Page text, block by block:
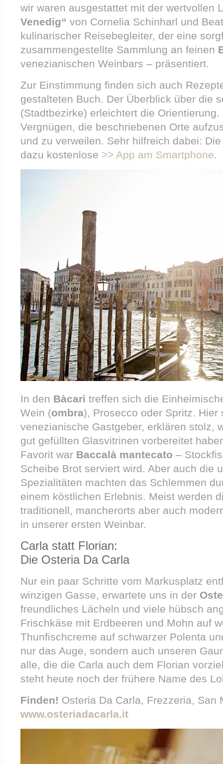
wir waren ausgestattet mit der wertvollen
Venedig“ von Cornelia Schinharl und
kulinarischer Reisebegleiter, der eine
zusammengestellte Sammlung an feinen
venezianischen Weinbars – präsentiert.
Zur Einstimmung finden sich auch
gestalteten Buch. Der Überblick über die
(Stadtbezirke) erleichtert die
Vergnügen, die beschriebenen Orte
und zu verweilen. Sehr hilfreich dabei:
dazu kostenlose >> App am Smartphone.
In den Bàcari treffen sich die
Wein (ombra), Prosecco oder Spritz. Hier
venezianische Gastgeber, erklären stolz,
gut gefüllten Glasvitrinen vorbereitet
Favorit war Baccalà mantecato –
Scheibe Brot serviert wird. Aber auch die
Spezialitäten machten das Schlemmen
einem köstlichen Erlebnis. Meist werden
traditionell, mancherorts aber auch
in unserer ersten Weinbar.
Carla statt Florian:
Die Osteria Da Carla
Nur ein paar Schritte vom Markusplatz
winzigen Gasse, erwartete uns in der
freundliches Lächeln und viele hübsch
Frischkäse mit Erdbeeren und Mohn auf
Thunfischcreme auf schwarzer Polenta
nur das Auge, sondern auch unseren
alle, die die Carla auch dem Florian
steht heute noch der frühere Name des
Finden! Osteria Da Carla, Frezzeria, San
www.osteriadacarla.it